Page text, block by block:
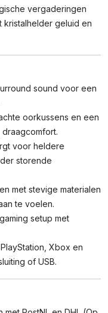
vergaderingen
kristalhelder geluid en
sound voor een
oorkussens en een
voor heldere
storende
met stevige materialen
te voelen.
setup met
Xbox en
of USB.